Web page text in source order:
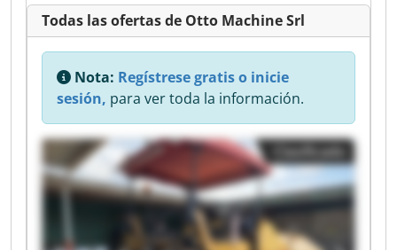
Todas las ofertas de Otto Machine Srl
Nota: Regístrese gratis o inicie
sesión, para ver toda la información.
Clasificado